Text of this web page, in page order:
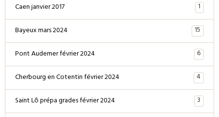
Caen janvier 2017
1
Bayeux mars 2024
15
Pont Audemer février 2024
6
Cherbourg en Cotentin février 2024
4
Saint Lô prépa grades février 2024
3